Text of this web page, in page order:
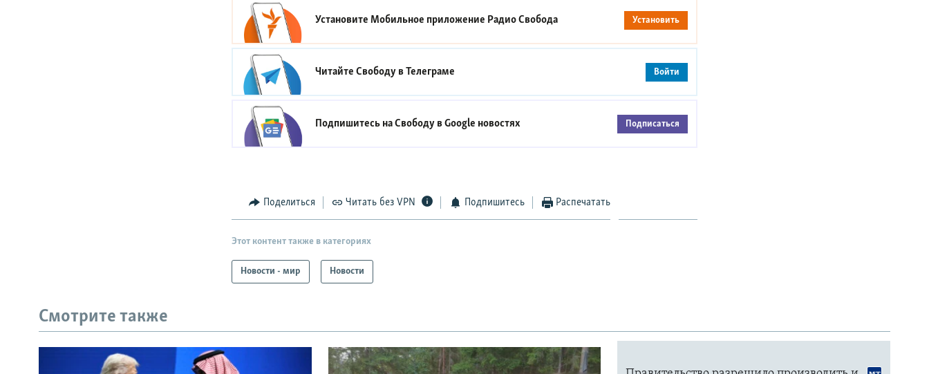
Установите Мобильное приложение Радио Свобода Установить
Читайте Свободу вТелеграме Войти
Подпишитесь на Свободу вGoogle новостях Подписаться
Поделиться Читать без VPN Подпишитесь Распечатать
Этот контент также в категориях
Новости - мир Новости
Смотрите также